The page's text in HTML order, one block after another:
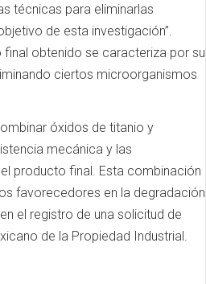
técnicas para eliminarlas
de esta investigación”.
final obtenido se caracteriza por su
ciertos microorganismos
óxidos de titanio y
mecánica y las
producto final. Esta combinación
favorecedores en la degradación
el registro de una solicitud de
de la Propiedad Industrial.